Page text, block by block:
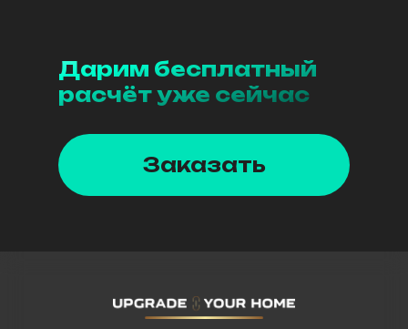
Дарим бесплатный
расчёт уже сейчас
Заказать